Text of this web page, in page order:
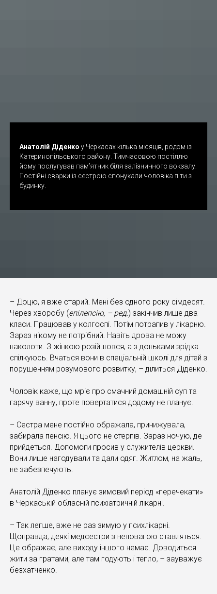
Анатолій Діденко у Черкасах кілька місяців, родом із
Катеринопільського району. Тимчасовою постіллю
йому послугував пам’ятник біля залізничного вокзалу.
Постійні сварки із сестрою спонукали чоловіка піти з
будинку.
– Доцю, я вже старий. Мені без одного року сімдесят.
Через хворобу (епілепсію, – ред.) закінчив лише два
класи. Працював у колгоспі. Потім потрапив у лікарню.
Зараз нікому не потрібний. Навіть дрова не можу
наколоти. З жінкою розійшовся, а з доньками зрідка
спілкуюсь. Вчаться вони в спеціальній школі для дітей з
порушенням розумового розвитку, – ділиться Діденко.
Чоловік каже, що мріє про смачний домашній суп та
гарячу ванну, проте повертатися додому не планує.
– Сестра мене постійно ображала, принижувала,
забирала пенсію. Я цього не стерпів. Зараз ночую, де
прийдеться. Допомоги просив у служителів церкви.
Вони лише нагодували та дали одяг. Житлом, на жаль,
не забезпечують.
Анатолій Діденко планує зимовий період «перечекати»
в Черкаській обласній психіатричній лікарні.
– Так легше, вже не раз зимую у психлікарні.
Щоправда, деякі медсестри з неповагою ставляться.
Це ображає, але виходу іншого немає. Доводиться
жити за гратами, але там годують і тепло, – зауважує
безхатченко.